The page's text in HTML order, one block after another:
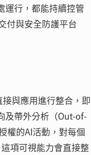
運行，都能持續控管
付與安全防護平台
與應用進行整合，即
及帶外分析（Out-of-
權的AI活動，對每個
項可視能力會直接整